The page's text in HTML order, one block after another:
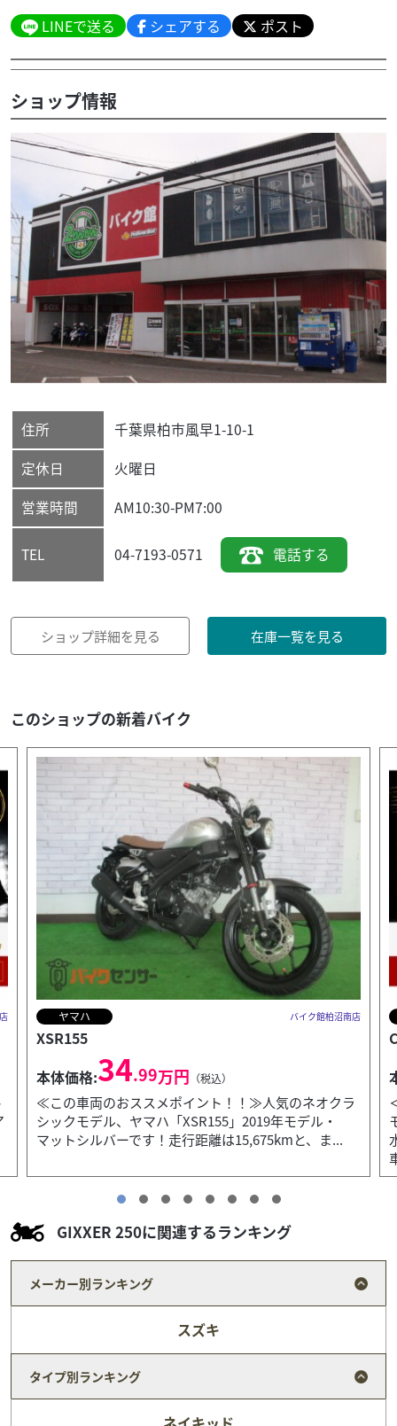
LINEで送る シェアする ポスト
ショップ情報
住所 千葉県柏市風早1-10-1
定休日
火曜日
営業時間
AM10:30-PM7:00
TEL 04-7193-0571 電話する
ショップ詳細を見る 在庫一覧を見る
このショップの新着バイク
ホンダ バイク館柏沼南店
CL 250
本体価格:49.99万円 （税込）
＜＜車両おすすめポイント＞＞・2023年発売の大人気
モダン・スクランブラーレブル250譲りの扱いやすい
水冷単気筒エンジンを、タフなスクランブラー特有の
GIXXER 250に関連するランキング
メーカー別ランキング
スズキ
タイプ別ランキング